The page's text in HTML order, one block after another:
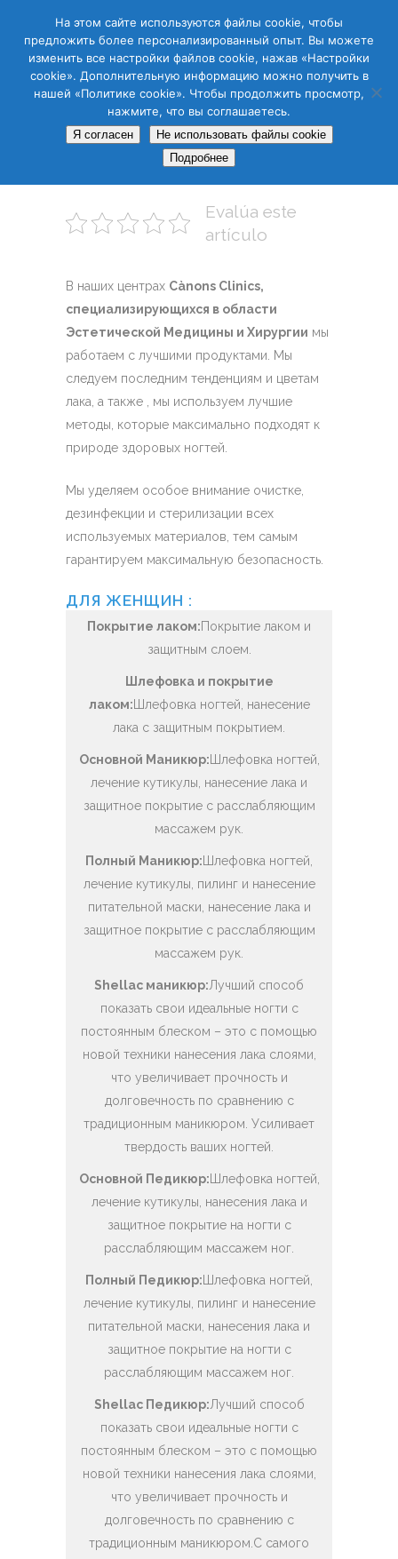
CAS ENG
19 ИЮЛ
Маникюр и Педикюр
Evalúa este
artículo
В наших центрах Cànons Clinics,
специализирующихся в области
Эстетической Медицины и Хирургии мы
работаем с лучшими продуктами. Мы
следуем последним тенденциям и цветам
лака, а также , мы используем лучшие
методы, которые максимально подходят к
природе здоровых ногтей.
Мы уделяем особое внимание очистке,
дезинфекции и стерилизации всех
используемых материалов, тем самым
гарантируем максимальную безопасность.
ДЛЯ ЖЕНЩИН :
Покрытие лаком:Покрытие лаком и
защитным слоем.
Шлефовка и покрытие
лаком: Шлефовка ногтей, нанесение
лака с защитным покрытием.
Основной Маникюр: Шлефовка ногтей,
лечение кутикулы, нанесение лака и
защитное покрытие с расслабляющим
массажем рук.
Полный Маникюр: Шлефовка ногтей,
лечение кутикулы, пилинг и нанесение
питательной маски, нанесение лака и
защитное покрытие с расслабляющим
массажем рук.
Shellac маникюр:Лучший способ
показать свои идеальные ногти с
постоянным блеском – это с помощью
новой техники нанесения лака слоями,
что увеличивает прочность и
долговечность по сравнению с
традиционным маникюром. Усиливает
твердость ваших ногтей.
Основной Педикюр: Шлефовка ногтей,
лечение кутикулы, нанесения лака и
защитное покрытие на ногти с
расслабляющим массажем ног.
Полный Педикюр: Шлефовка ногтей,
лечение кутикулы, пилинг и нанесение
питательной маски, нанесения лака и
защитное покрытие на ногти с
расслабляющим массажем ног.
Shellac Педикюр:Лучший способ
показать свои идеальные ногти с
постоянным блеском – это с помощью
новой техники нанесения лака слоями,
что увеличивает прочность и
долговечность по сравнению с
традиционным маникюром.С самого
На этом сайте используются файлы cookie, чтобы
предложить более персонализированный опыт. Вы можете
изменить все настройки файлов cookie, нажав «Настройки
cookie». Дополнительную информацию можно получить в
нашей «Политике cookie». Чтобы продолжить просмотр,
нажмите, что вы соглашаетесь.
Я согласен
Не использовать файлы cookie
Подробнее